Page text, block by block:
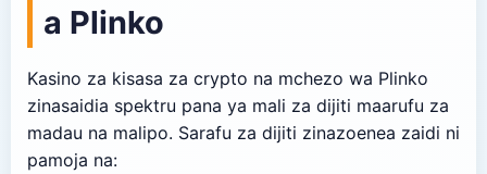
a Plinko
Kasino za kisasa za crypto na mchezo wa Plinko
zinasaidia spektru pana ya mali za dijiti maarufu za
madau na malipo. Sarafu za dijiti zinazoenea zaidi ni
pamoja na: